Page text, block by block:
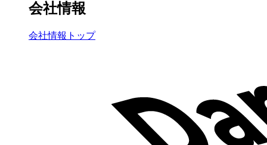
会社情報
会社情報トップ